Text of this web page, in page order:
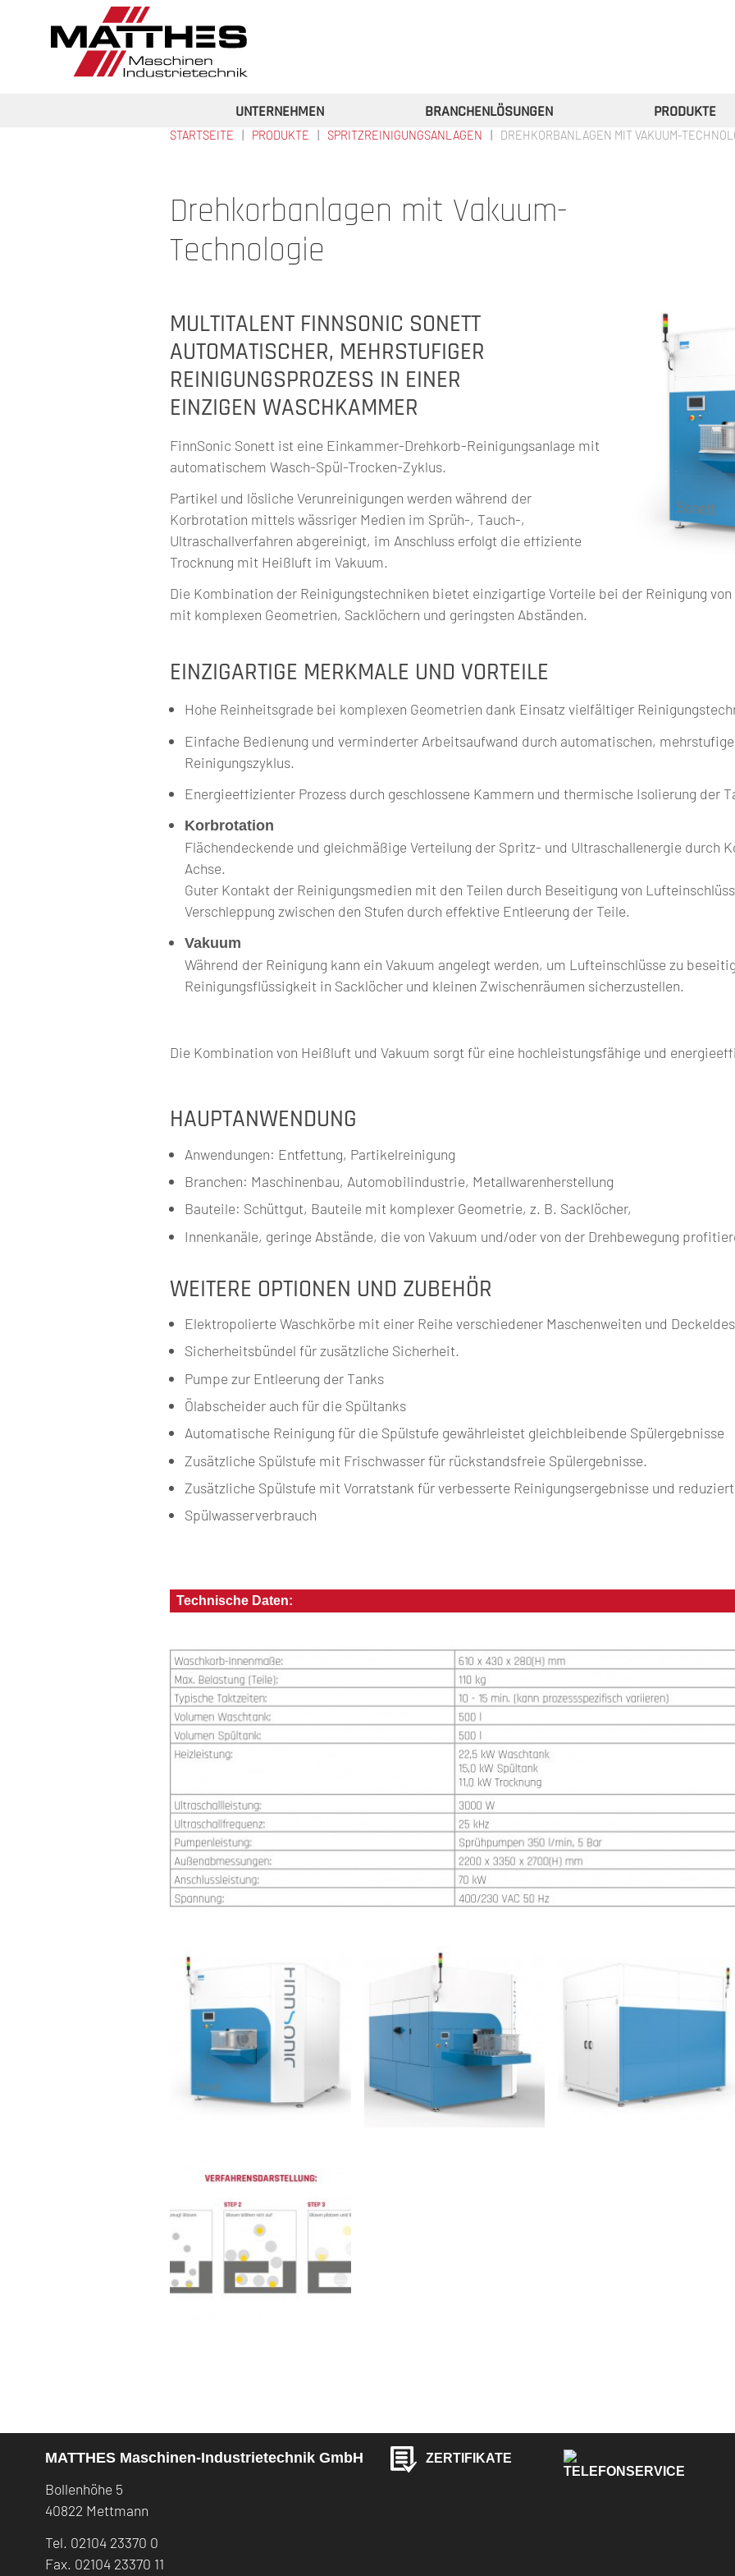
UNTERNEHMEN BRANCHENLÖSUNGEN PRODUKTE
STARTSEITE PRODUKTE SPRITZREINIGUNGSANLAGEN DREHKORBANLAGEN MIT VAKUUM-
Drehkorbanlagen mit Vakuum-
Technologie
MULTITALENT FINNSONIC SONETT
AUTOMATISCHER, MEHRSTUFIGER
REINIGUNGSPROZESS IN EINER
EINZIGEN WASCHKAMMER
FinnSonic Sonett ist eine Einkammer-Drehkorb-Reinigungsanlage mit
automatischem Wasch-Spül-Trocken-Zyklus.
Partikel und lösliche Verunreinigungen werden während der
Korbrotation mittels wässriger Medien im Sprüh-, Tauch-,
Ultraschallverfahren abgereinigt, im Anschluss erfolgt die effiziente
Trocknung mit Heißluft im Vakuum.
Die Kombination der Reinigungstechniken bietet einzigartige Vorteile bei der Reinigung
mit komplexen Geometrien, Sacklöchern und geringsten Abständen.
EINZIGARTIGE MERKMALE UND VORTEILE
Hohe Reinheitsgrade bei komplexen Geometrien dank Einsatz vielfältiger
Einfache Bedienung und verminderter Arbeitsaufwand durch automatischen,
Reinigungszyklus.
Energieeffizienter Prozess durch geschlossene Kammern und thermische Isolierung der
Korbrotation
Flächendeckende und gleichmäßige Verteilung der Spritz- und Ultraschallenergie durch
Achse.
Guter Kontakt der Reinigungsmedien mit den Teilen durch Beseitigung von
Verschleppung zwischen den Stufen durch effektive Entleerung der Teile.
Vakuum
Während der Reinigung kann ein Vakuum angelegt werden, um Lufteinschlüsse zu
Reinigungsflüssigkeit in Sacklöcher und kleinen Zwischenräumen sicherzustellen.
Die Kombination von Heißluft und Vakuum sorgt für eine hochleistungsfähige und
HAUPTANWENDUNG
Anwendungen: Entfettung, Partikelreinigung
Branchen: Maschinenbau, Automobilindustrie, Metallwarenherstellung
Bauteile: Schüttgut, Bauteile mit komplexer Geometrie, z. B. Sacklöcher,
Innenkanäle, geringe Abstände, die von Vakuum und/oder von der Drehbewegung
WEITERE OPTIONEN UND ZUBEHÖR
Elektropolierte Waschkörbe mit einer Reihe verschiedener Maschenweiten und
Sicherheitsbündel für zusätzliche Sicherheit.
Pumpe zur Entleerung der Tanks
Ölabscheider auch für die Spültanks
Automatische Reinigung für die Spülstufe gewährleistet gleichbleibende Spülergebnisse
Zusätzliche Spülstufe mit Frischwasser für rückstandsfreie Spülergebnisse.
Zusätzliche Spülstufe mit Vorratstank für verbesserte Reinigungsergebnisse und
Spülwasserverbrauch
Technische Daten:
MATTHES Maschinen-Industrietechnik GmbH
Bollenhöhe 5
40822 Mettmann
Tel. 02104 23370 0
Fax. 02104 23370 11
ZERTIFIKATE
TELEFONSERVICE